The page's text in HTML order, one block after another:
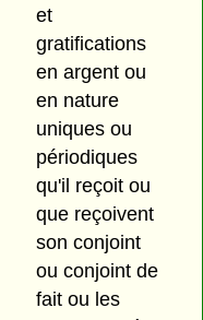
et
gratifications
en argent ou
en nature
uniques ou
périodiques
qu'il reçoit ou
que reçoivent
son conjoint
ou conjoint de
fait ou les